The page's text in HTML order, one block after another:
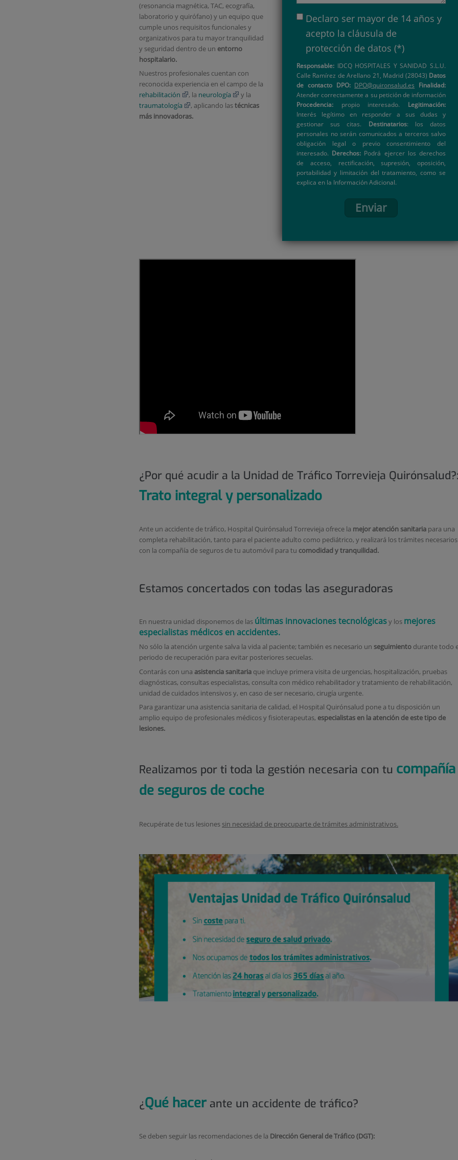
Declaro ser mayor de 14 años y
acepto la cláusula de
protección de datos (*)
Responsable: IDCQ HOSPITALES Y SANIDAD S.L.U.
Calle Ramírez de Arellano 21, Madrid (28043) Datos
de contacto DPO: DPO@quironsalud.es
Finalidad:
Atender correctamente a su petición de información
Procedencia: propio interesado. Legitimación:
Interés legítimo en responder a sus dudas y
gestionar sus citas. Destinatarios: los datos
personales no serán comunicados a terceros salvo
obligación legal o previo consentimiento del
interesado. Derechos: Podrá ejercer los derechos
de acceso, rectificación, supresión, oposición,
portabilidad y limitación del tratamiento, como se
explica en la Información Adicional.
Enviar
(resonancia magnética, TAC, ecografía,
laboratorio y quirófano) y un equipo que
cumple unos requisitos funcionales y
organizativos para tu mayor tranquilidad
y seguridad dentro de un entorno
hospitalario.
Nuestros profesionales cuentan con
reconocida experiencia en el campo de la
rehabilitación
, la neurología
y la
traumatología
, aplicando lastécnicas
más innovadoras.
¿Por qué acudir a la Unidad de Tráfico Torrevieja
Trato integral y personalizado
Ante un accidente de tráfico, Hospital Quirónsalud Torrevieja ofrece la mejor atención sanitaria para una
completa rehabilitación, tanto para el paciente adulto como pediátrico, y realizará los trámites necesarios
con la compañía de seguros de tu automóvil para tu comodidad y tranquilidad.
Estamos concertados con todas las aseguradoras
En nuestra unidad disponemos de las últimas innovaciones tecnológicasy los mejores
especialistas médicos en accidentes.
No sólo la atención urgente salva la vida al paciente; también es necesario un seguimiento durante todo
periodo de recuperación para evitar posteriores secuelas.
Contarás con una asistencia sanitaria que incluye primera visita de urgencias, hospitalización, pruebas
diagnósticas, consultas especialistas, consulta con médico rehabilitador y tratamiento de rehabilitación,
unidad de cuidados intensivos y, en caso de ser necesario, cirugía urgente.
Para garantizar una asistencia sanitaria de calidad, el Hospital Quirónsalud pone a tu disposición un
amplio equipo de profesionales médicos y fisioterapeutas, especialistas en la atención de este tipo de
lesiones.
Realizamos por ti toda la gestión necesaria con tu compañía
de seguros de coche
Recupérate de tus lesiones sin necesidad de preocuparte de trámites administrativos.
¿Qué hacer ante un accidente de tráfico?
Se deben seguir las recomendaciones de la Dirección General de Tráfico (DGT):